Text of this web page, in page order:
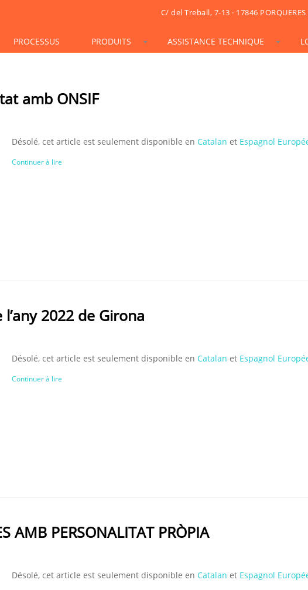
C/ del Treball, 7-13 · 17846
PROCESSUS PRODUITS ASSISTANCE TECHNIQUE
amb ONSIF
Désolé, cet article est seulement disponible enCatalan et Espagnol
Continuer à lire
l’any 2022 de Girona
Désolé, cet article est seulement disponible enCatalan et Espagnol
Continuer à lire
AMB PERSONALITAT PRÒPIA
Désolé, cet article est seulement disponible enCatalan et Espagnol